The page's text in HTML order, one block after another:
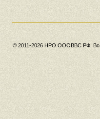
© 2011-2026 НРО ОООВВС РФ.